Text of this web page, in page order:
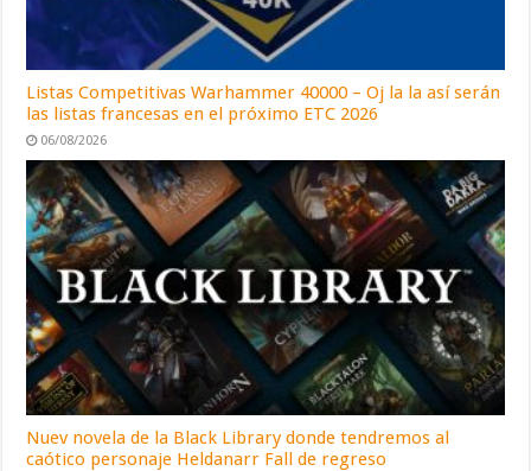
Listas Competitivas Warhammer 40000 – Oj la la así serán
las listas francesas en el próximo ETC 2026
06/08/2026
Nuev novela de la Black Library donde tendremos al
caótico personaje Heldanarr Fall de regreso